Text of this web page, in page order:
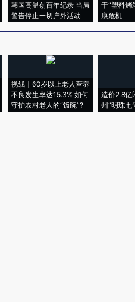
韩国高温创百年纪录 当局
警告停止一切户外活动
于“塑料烤
康危机
视线｜60岁以上老人营养
不良发生率达15.3% 如何
守护农村老人的“饭碗”?
造价2.8亿
州“明珠七